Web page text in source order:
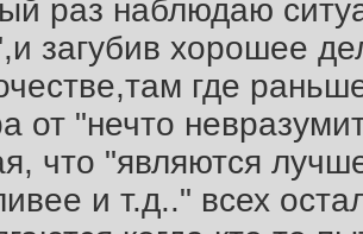
раз наблюдаю
загубив хорошее
где
от "нечто
что "являются
и т.д.." всех